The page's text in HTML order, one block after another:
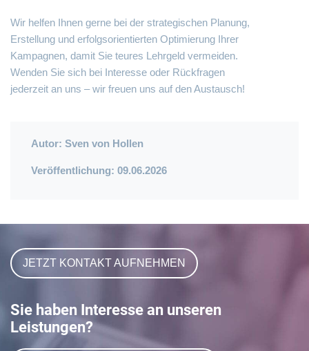
Wir helfen Ihnen gerne bei der strategischen Planung,
Erstellung und erfolgsorientierten Optimierung Ihrer
Kampagnen, damit Sie teures Lehrgeld vermeiden.
Wenden Sie sich bei Interesse oder Rückfragen
jederzeit an uns – wir freuen uns auf den Austausch!
Autor: Sven von Hollen
Veröffentlichung: 09.06.2026
JETZT KONTAKT AUFNEHMEN
Sie haben Interesse an unseren
Leistungen?